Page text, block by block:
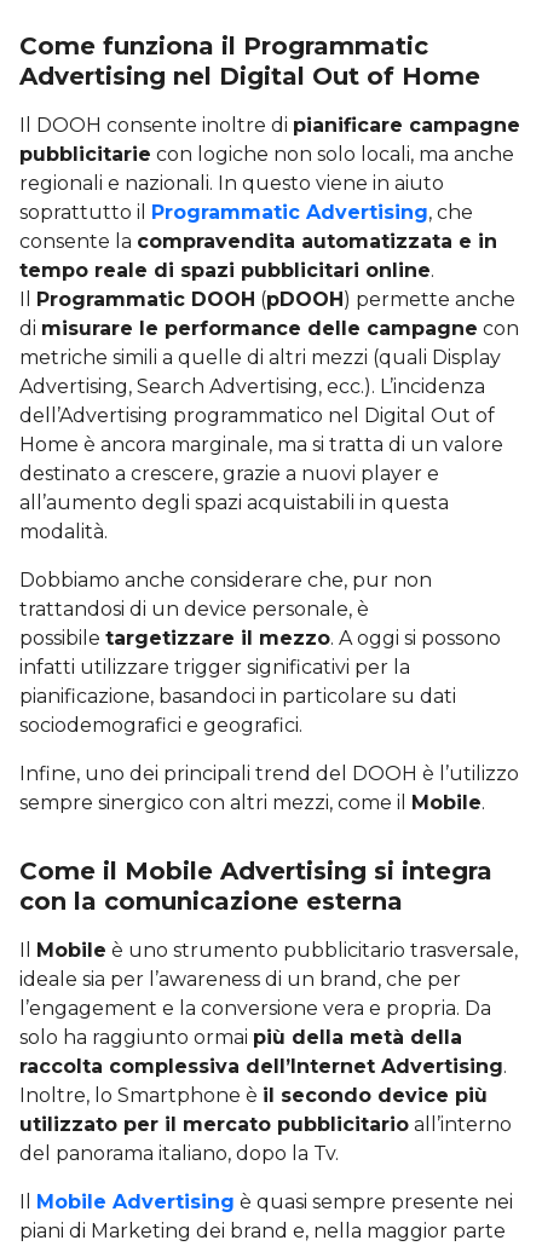
Come funziona il Programmatic
Advertising nel Digital Out of Home
Il DOOH consente inoltre di pianificare campagne
pubblicitarie con logiche non solo locali, ma anche
regionali e nazionali. In questo viene in aiuto
soprattutto il Programmatic Advertising, che
consente la compravendita automatizzata e in
tempo reale di spazi pubblicitari online.
Il Programmatic DOOH (pDOOH) permette anche
di misurare le performance delle campagne con
metriche simili a quelle di altri mezzi (quali Display
Advertising, Search Advertising, ecc.). L’incidenza
dell’Advertising programmatico nel Digital Out of
Home è ancora marginale, ma si tratta di un valore
destinato a crescere, grazie a nuovi player e
all’aumento degli spazi acquistabili in questa
modalità.
Dobbiamo anche considerare che, pur non
trattandosi di un device personale, è
possibile targetizzare il mezzo. A oggi si possono
infatti utilizzare trigger significativi per la
pianificazione, basandoci in particolare su dati
sociodemografici e geografici.
Infine, uno dei principali trend del DOOH è l’utilizzo
sempre sinergico con altri mezzi, come il Mobile.
Come il Mobile Advertising si integra
con la comunicazione esterna
Il Mobile è uno strumento pubblicitario trasversale,
ideale sia per l’awareness di un brand, che per
l’engagement e la conversione vera e propria. Da
solo ha raggiunto ormai più della metà della
raccolta complessiva dell’Internet Advertising.
Inoltre, lo Smartphone è il secondo device più
utilizzato per il mercato pubblicitario all’interno
del panorama italiano, dopo la Tv.
Il Mobile Advertising è quasi sempre presente nei
piani di Marketing dei brand e, nella maggior parte